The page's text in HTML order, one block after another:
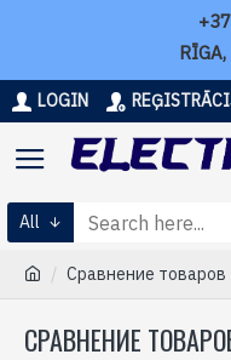
LOGIN
All
Сравнение товаров
СРАВНЕНИЕ